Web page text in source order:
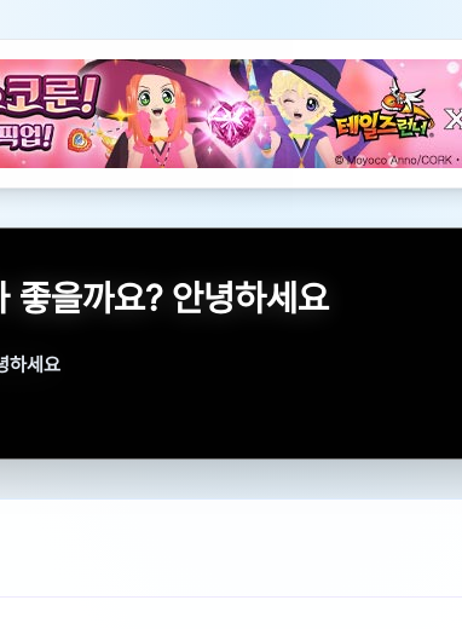
좋을까요? 안녕하세요
하세요